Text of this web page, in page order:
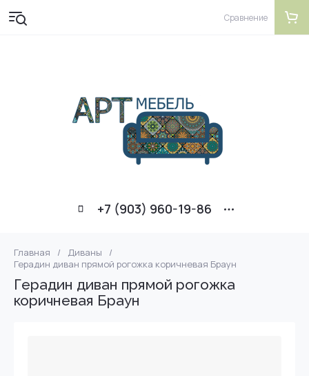
+7 (903) 960-19-86
Сравнение
Главная / Диваны
/
Герадин диван прямой рогожка коричневая Браун
Герадин диван прямой рогожка
коричневая Браун